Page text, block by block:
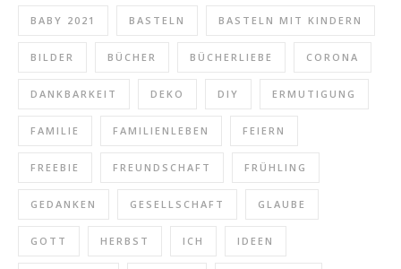
BABY 2021 BASTELN BASTELN MIT KINDERN
BILDER BÜCHER BÜCHERLIEBE CORONA
DANKBARKEIT DEKO DIY ERMUTIGUNG
FAMILIE FAMILIENLEBEN FEIERN
FREEBIE FREUNDSCHAFT FRÜHLING
GEDANKEN GESELLSCHAFT GLAUBE
GOTT HERBST ICH IDEEN